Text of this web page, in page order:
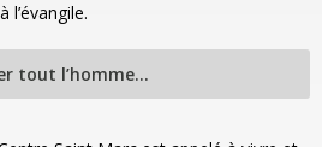
tout l’homme…